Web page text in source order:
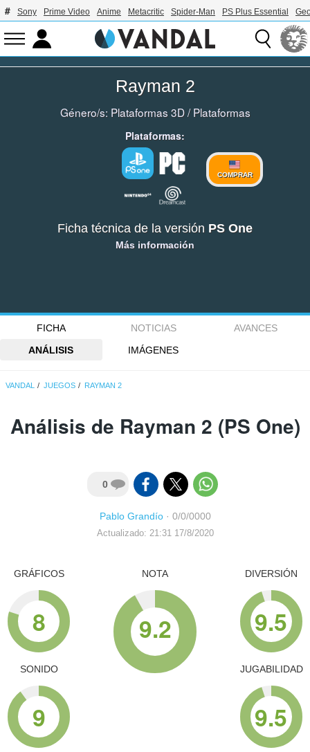
Sony Prime Video Anime Metacritic Spider-Man PS Plus Essential
Rayman 2
Género/s: Plataformas 3D/Plataformas
Plataformas:
COMPRAR
Ficha técnica de la versión PS One
Más información
FICHA NOTICIAS
AVANCES
ANÁLISIS
IMÁGENES
VANDAL JUEGOS RAYMAN 2
Análisis de Rayman 2 (PS One)
0
Pablo Grandío· 0/0/0000
Actualizado: 21:31 17/8/2020
GRÁFICOS
8
SONIDO
9
NOTA
9.2
DIVERSIÓN
9.5
JUGABILIDAD
9.5